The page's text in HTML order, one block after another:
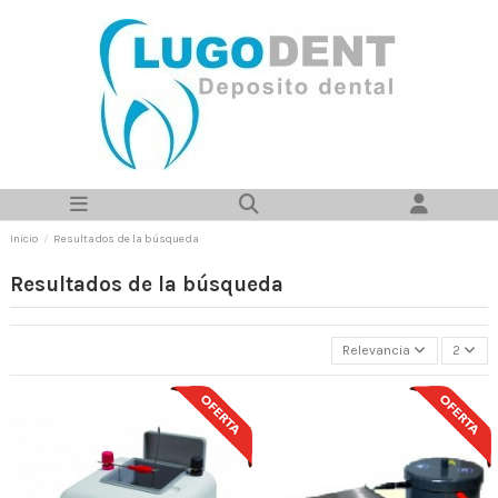
Inicio Resultados de la búsqueda
Resultados de la búsqueda
Relevancia 2